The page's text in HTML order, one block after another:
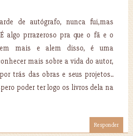
de autógrafo, nunca fui,mas
algo prrazeroso pra que o fã e o
mais e alem disso, é uma
mais sobre a vida do autor,
trás das obras e seus projetos..
poder ter logo os livros dela na
Responder